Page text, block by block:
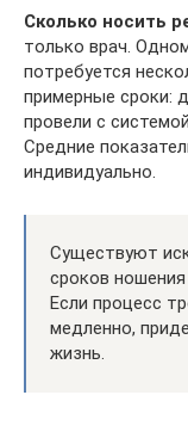
Сколько носить
только врач.
потребуется
примерные сроки:
провели с
Средние
индивидуально.
Существуют
сроков ношения
Если процесс
медленно,
жизнь.